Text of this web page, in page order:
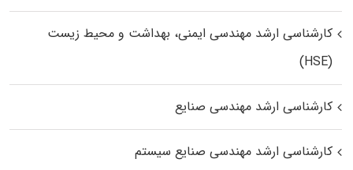
کارشناسی ارشد مهندسی ایمنی، بهداشت و محیط زیست
(HSE)
کارشناسی ارشد مهندسی صنایع
کارشناسی ارشد مهندسی صنایع سیستم